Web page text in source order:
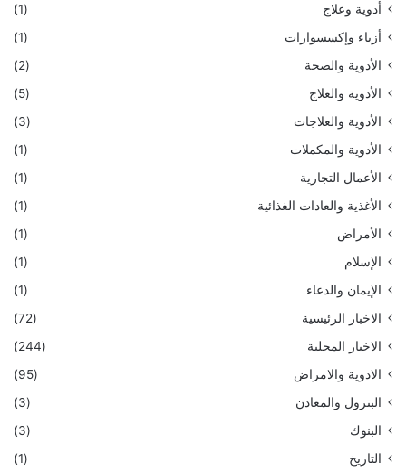
أدوية وعلاج
(1)
أزياء وإكسسوارات
(1)
الأدوية والصحة
(2)
الأدوية والعلاج
(5)
الأدوية والعلاجات
(3)
الأدوية والمكملات
(1)
الأعمال التجارية
(1)
الأغذية والعادات الغذائية
(1)
الأمراض
(1)
الإسلام
(1)
الإيمان والدعاء
(1)
الاخبار الرئيسية
(72)
الاخبار المحلية
(244)
الادوية والامراض
(95)
البترول والمعادن
(3)
البنوك
(3)
التاريخ
(1)